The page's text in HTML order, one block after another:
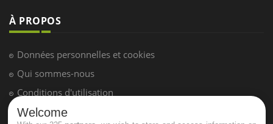
À PROPOS
Données personnelles et cookies
Qui sommes-nous
Conditions d'utilisation
Plan du site
Welcome